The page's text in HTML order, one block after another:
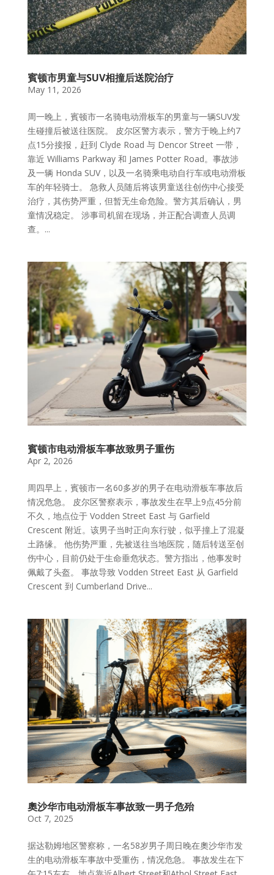
賓顿市男童与SUV相撞后送院治疗
May 11, 2026
周一晚上，賓顿市一名骑电动滑板车的男童与一辆SUV发
生碰撞后被送往医院。 皮尔区警方表示，警方于晚上约7
点15分接报，赶到 Clyde Road 与 Dencor Street 一带，
靠近 Williams Parkway 和 James Potter Road。事故涉
及一辆 Honda SUV，以及一名骑乘电动自行车或电动滑板
车的年轻骑士。 急救人员随后将该男童送往创伤中心接受
治疗，其伤势严重，但暂无生命危险。警方其后确认，男
童情况稳定。 涉事司机留在现场，并正配合调查人员调
查。...
賓顿市电动滑板车事故致男子重伤
Apr 2, 2026
周四早上，賓顿市一名60多岁的男子在电动滑板车事故后
情况危急。 皮尔区警察表示，事故发生在早上9点45分前
不久，地点位于 Vodden Street East 与 Garfield
Crescent 附近。该男子当时正向东行驶，似乎撞上了混凝
土路缘。 他伤势严重，先被送往当地医院，随后转送至创
伤中心，目前仍处于生命垂危状态。警方指出，他事发时
佩戴了头盔。 事故导致 Vodden Street East 从 Garfield
Crescent 到 Cumberland Drive...
奧沙华市电动滑板车事故致一男子危殆
Oct 7, 2025
据达勒姆地区警察称，一名58岁男子周日晚在奧沙华市发
生的电动滑板车事故中受重伤，情况危急。 事故发生在下